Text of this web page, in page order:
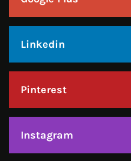
Facebook
Twitter
Google Plus